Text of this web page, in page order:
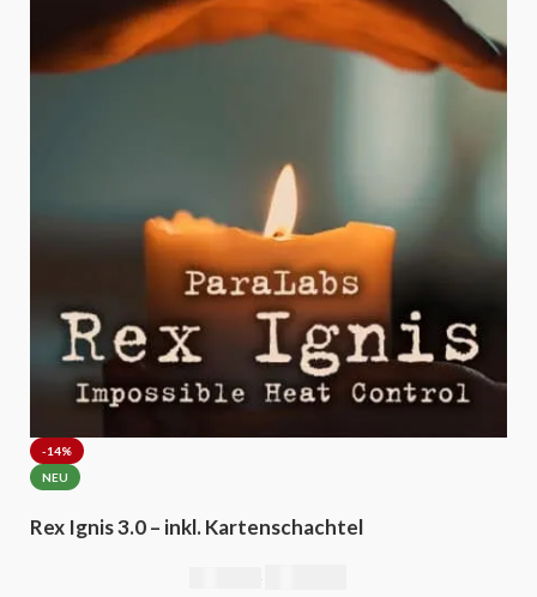
weit über ihre Einfachheit hinausgeht! Alles, was du brauchst, sind
zwei Könige und eine Dame.“
-14%
NEU
Rex Ignis 3.0 – inkl. Kartenschachtel
€